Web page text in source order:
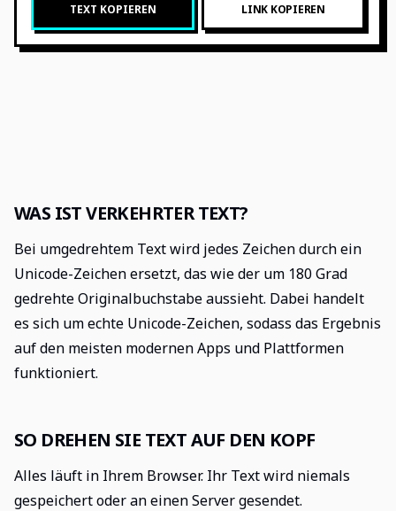
TEXT KOPIEREN LINK KOPIEREN
WAS IST VERKEHRTER TEXT?
Bei umgedrehtem Text wird jedes Zeichen durch ein
Unicode-Zeichen ersetzt, das wie der um 180 Grad
gedrehte Originalbuchstabe aussieht. Dabei handelt
es sich um echte Unicode-Zeichen, sodass das Ergebnis
auf den meisten modernen Apps und Plattformen
funktioniert.
SO DREHEN SIE TEXT AUF DEN KOPF
Alles läuft in Ihrem Browser. Ihr Text wird niemals
gespeichert oder an einen Server gesendet.